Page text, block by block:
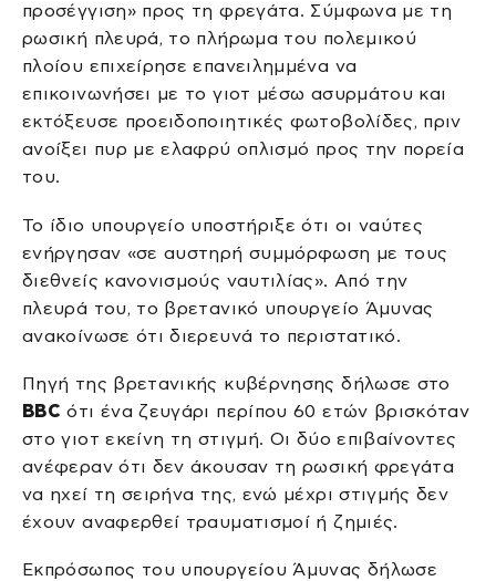
προσέγγιση» προς τη φρεγάτα. Σύμφωνα με τη
ρωσική πλευρά, το πλήρωμα του πολεμικού
πλοίου επιχείρησε επανειλημμένα να
επικοινωνήσει με το γιοτ μέσω ασυρμάτου και
εκτόξευσε προειδοποιητικές φωτοβολίδες, πριν
ανοίξει πυρ με ελαφρύ οπλισμό προς την πορεία
του.
Το ίδιο υπουργείο υποστήριξε ότι οι ναύτες
ενήργησαν «σε αυστηρή συμμόρφωση με τους
διεθνείς κανονισμούς ναυτιλίας». Από την
πλευρά του, το βρετανικό υπουργείο Άμυνας
ανακοίνωσε ότι διερευνά το περιστατικό.
Πηγή της βρετανικής κυβέρνησης δήλωσε στο
BBC ότι ένα ζευγάρι περίπου 60 ετών βρισκόταν
στο γιοτ εκείνη τη στιγμή. Οι δύο επιβαίνοντες
ανέφεραν ότι δεν άκουσαν τη ρωσική φρεγάτα
να ηχεί τη σειρήνα της, ενώ μέχρι στιγμής δεν
έχουν αναφερθεί τραυματισμοί ή ζημιές.
Εκπρόσωπος του υπουργείου Άμυνας δήλωσε